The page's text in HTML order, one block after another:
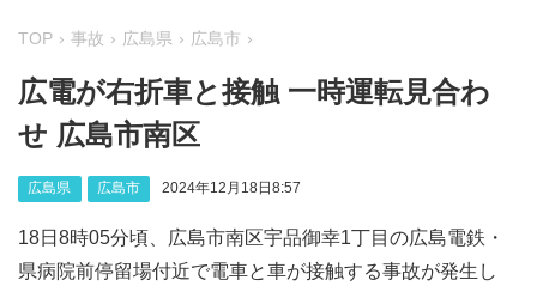
TOP 事故 広島県 広島市
広電が右折車と接触 一時運転見合わ
せ 広島市南区
広島県 広島市 2024年12月18日8:57
18日8時05分頃、広島市南区宇品御幸1丁目の広島電鉄・
県病院前停留場付近で電車と車が接触する事故が発生し